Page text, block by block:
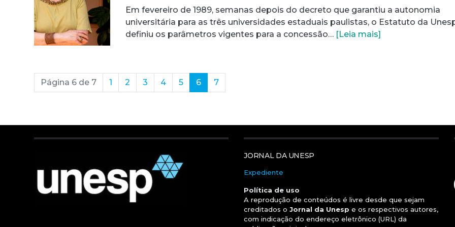
Em fevereiro de 1989, semanas depois do decreto que garantiu a autonomia
universitária para as três universidades estaduais paulistas, o Estatuto da
definiu os parâmetros vigentes para a concessão… [Leia mais]
Página 6 de 7 1 2 3 4 5 6(current)
7
JORNAL DA UNESP
Expediente
Política de uso
A reprodução de conteúdos é livre desde que sejam
creditados oJornal da Unesp e os respectivos autores,
com indicação do endereço eletrônico (URL) da